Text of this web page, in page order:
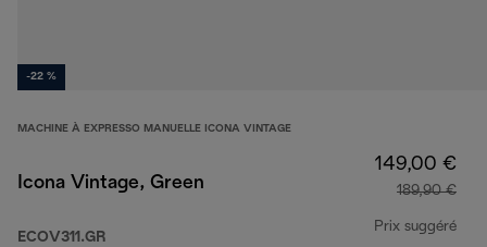
-22 %
MACHINE À EXPRESSO MANUELLE ICONA VINTAGE
Icona Vintage, Green
ECOV311.GR
149,00 €
189,90 €
Prix suggéré